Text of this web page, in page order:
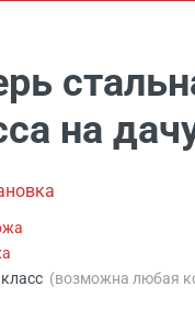
на
(возможна любая